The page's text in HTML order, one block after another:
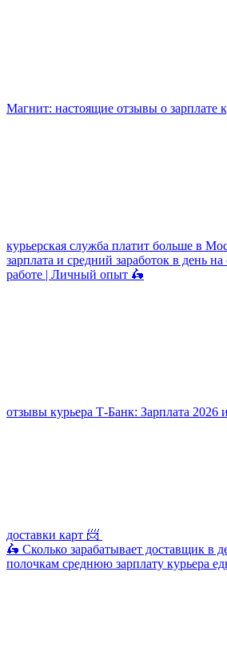
Магнит: настоящие отзывы о зарплате
курьерская служба платит больше в
зарплата и средний заработок в день
работе | Личный опыт 🛵
отзывы курьера Т-Банк: Зарплата
доставки карт 📨
🛵 Сколько зарабатывает доставщик в
полочкам среднюю зарплату курьера